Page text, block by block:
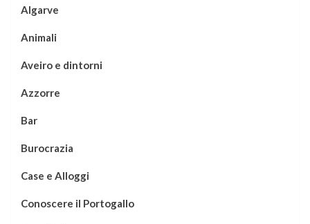
Algarve
Animali
Aveiro e dintorni
Azzorre
Bar
Burocrazia
Case e Alloggi
Conoscere il Portogallo